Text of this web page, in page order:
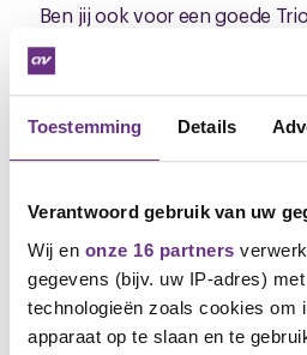
Toestemming Details
Verantwoord gebruik van uw
Wij en onze 16 partners
gegevens (bijv. uw IP-adres)
technologieën zoals cookies om
apparaat op te slaan en te
Ben jij ook voor een goede
lid van CNV. Ook tijdens deze
het gebleken hoe belangrijk
Wij spreken namens jullie en
afspraken maken als er meer
collega aanmelden als lid. En
Trioworld die al lid zijn:
Dankzij jullie kunnen we ons
goede cao.
Adnane El Kadouri